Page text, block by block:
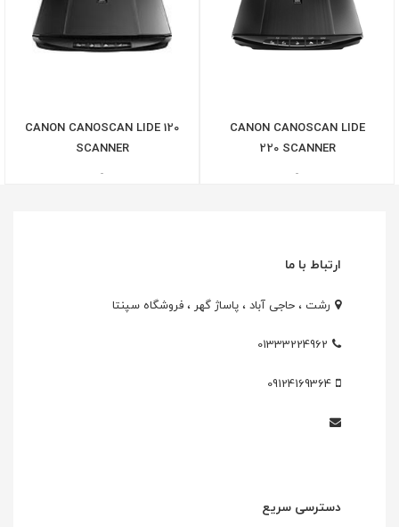
CANON CANOSCAN LIDE
220 SCANNER
-
CANON CANOSCAN LIDE 120
SCANNER
-
ارتباط با ما
رشت ، حاجی آباد ، پاساژ گهر ، فروشگاه سپنتا
01333224962
09124169364
دسترسی سریع